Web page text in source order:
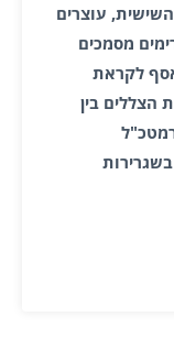
עוצרים
מסמכים
לקראת
הצללים בין
בשגרירות